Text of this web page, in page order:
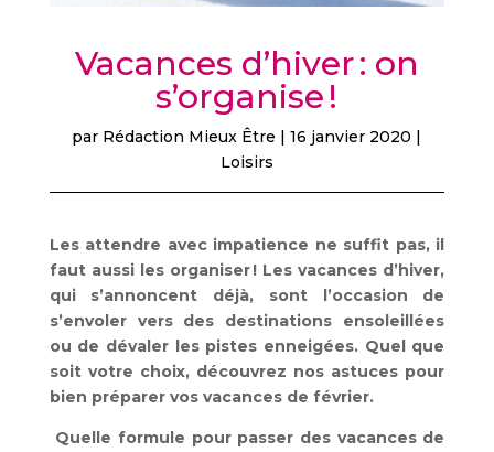
Vacances d’hiver : on
s’organise !
par Rédaction Mieux Être |16 janvier 2020 |
Loisirs
Les attendre avec impatience ne suffit pas, il
faut aussi les organiser ! Les vacances d’hiver,
qui s’annoncent déjà, sont l’occasion de
s’envoler vers des destinations ensoleillées
ou de dévaler les pistes enneigées. Quel que
soit votre choix, découvrez nos astuces pour
bien préparer vos vacances de février.
Quelle formule pour passer des vacances de